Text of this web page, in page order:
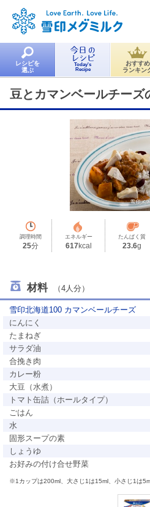
レシピを
選ぶ
Today's
Recipe
おすすめ
ランキン
豆とカマンベールチーズ
調理時間
25分
エネルギー
617kcal
たんぱく質
23.6g
材料 （4人分）
雪印北海道100 カマンベールチーズ
にんにく
たまねぎ
サラダ油
合挽き肉
カレー粉
大豆（水煮）
トマト缶詰（ホールタイプ）
ごはん
水
固形スープの素
しょうゆ
お好みの付け合せ野菜
※1カップは200ml、大さじ1は15ml、小さじ1は